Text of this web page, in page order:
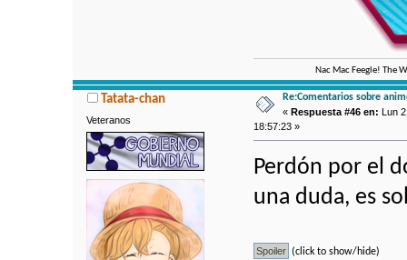
Nac Mac Feegle! The
Tatata-chan
Veteranos
Re:Comentarios sobre
«Respuesta #46 en: Lun
18:57:23 »
Perdón por el
una duda, es
(click to show/hide)